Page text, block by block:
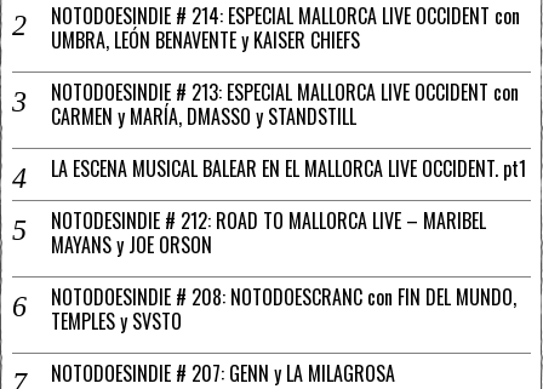
NOTODOESINDIE # 214: ESPECIAL MALLORCA LIVE OCCIDENT con
UMBRA, LEÓN BENAVENTE y KAISER CHIEFS
NOTODOESINDIE # 213: ESPECIAL MALLORCA LIVE OCCIDENT con
CARMEN y MARÍA, DMASSO y STANDSTILL
LA ESCENA MUSICAL BALEAR EN EL MALLORCA LIVE OCCIDENT. pt1
NOTODESINDIE # 212: ROAD TO MALLORCA LIVE – MARIBEL
MAYANS y JOE ORSON
NOTODOESINDIE # 208: NOTODOESCRANC con FIN DEL MUNDO,
TEMPLES y SVSTO
NOTODOESINDIE # 207: GENN y LA MILAGROSA